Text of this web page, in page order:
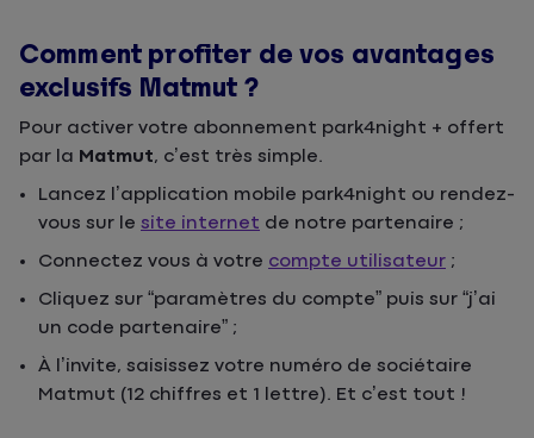
Comment profiter de vos avantages
exclusifs Matmut ?
Pour activer votre abonnement park4night + offert
par la Matmut, c’est très simple.
Lancez l’application mobile park4night ou rendez-
vous sur le site internet de notre partenaire ;
Connectez vous à votre compte utilisateur ;
Cliquez sur “paramètres du compte” puis sur “j’ai
un code partenaire” ;
À l’invite, saisissez votre numéro de sociétaire
Matmut (12 chiffres et 1 lettre). Et c’est tout !